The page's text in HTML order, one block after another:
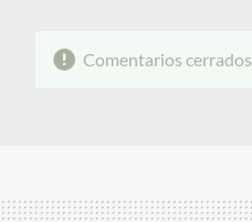
Comentarios cerrados